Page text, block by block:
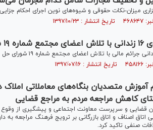
میزان-نکات حقوقی و شیوه‌های نوین اجرای احکام
: ۱۳۹۷/۱۰/۲۳
شورای حل اختلاف تهران
: ۱۳۹۷/۰۷/۱۶
آموزش متصدیان بنگاه‌های معاملاتی املاک
کاهش مراجعه مردم به مراجع قضایی
قضایی و سرپرست معاونت اجتماعی و پیشگیری از وقوع
اتاق اصناف و اتاق بازرگانی بر ترویج فرهنگ مراجعه
صنفی تاکید کرد.